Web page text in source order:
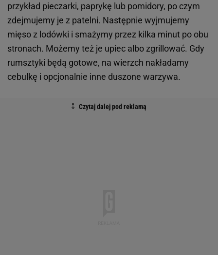
przykład pieczarki, paprykę lub pomidory, po czym
zdejmujemy je z patelni. Następnie wyjmujemy
mięso z lodówki i smażymy przez kilka minut po obu
stronach. Możemy też je upiec albo zgrillować. Gdy
rumsztyki będą gotowe, na wierzch nakładamy
cebulkę i opcjonalnie inne duszone warzywa.